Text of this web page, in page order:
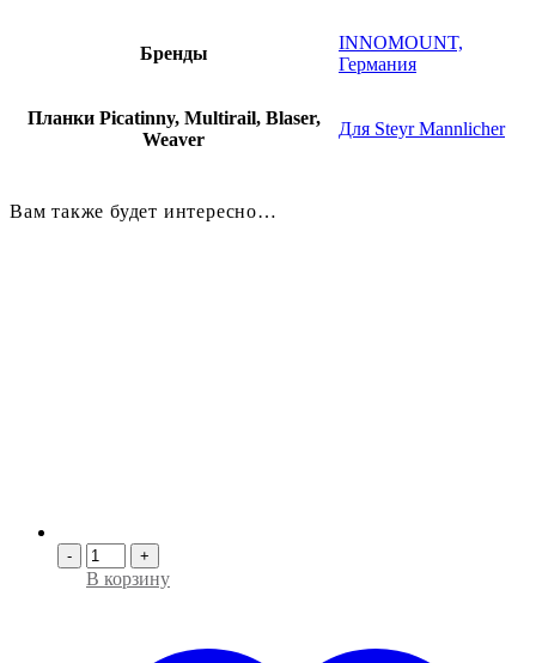
Бренды
INNOMOUNT,
Германия
Планки Picatinny, Multirail, Blaser,
Weaver
Для Steyr Mannlicher
Вам также будет интересно…
- +
В корзину